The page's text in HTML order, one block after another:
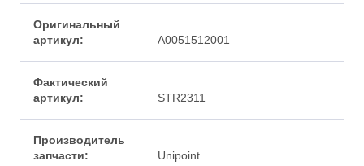
Оригинальный
артикул:
A0051512001
Фактический
артикул:
STR2311
Производитель
запчасти:
Unipoint